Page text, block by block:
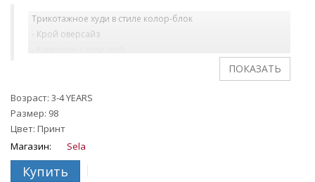
Трикотажное худи в стиле колор-блок
- Крой оверсайз
- Короткая застежка-молния с защитой подбородка
- Резинка на манжетах и по нижнему краю
На ребенке представлен размер 110.
Возраст: 3-4 YEARS
Размер: 98
Цвет: Принт
Магазин:
Sela
Купить